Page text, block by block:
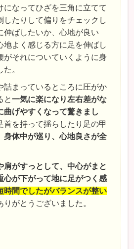
になってひざを三角に立てて
したりして偏りをチェックし
伸ばしたいか、心地が良い
地よく感じる方に足を伸ばし
がそれについていくように身
。
詰まっているところに圧がか
と一気に楽になり左右差がな
曲げやすくなって驚きまし
首を持って揺らしたり足の甲
身体中が巡り、心地良さが全
肩がすっとして、中心がまと
心が下がって地に足がつく感
時間でしたがバランスが整い
りがとうございました。